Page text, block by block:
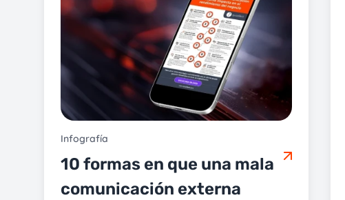
Infografía
10 formas en que una mala
comunicación externa